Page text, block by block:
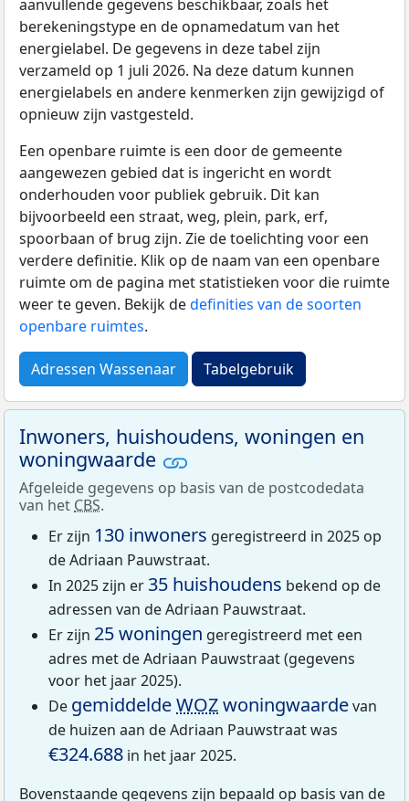
aanvullende gegevens beschikbaar, zoals het
berekeningstype en de opnamedatum van het
energielabel. De gegevens in deze tabel zijn
verzameld op 1 juli 2026. Na deze datum kunnen
energielabels en andere kenmerken zijn gewijzigd of
opnieuw zijn vastgesteld.
Een openbare ruimte is een door de gemeente
aangewezen gebied dat is ingericht en wordt
onderhouden voor publiek gebruik. Dit kan
bijvoorbeeld een straat, weg, plein, park, erf,
spoorbaan of brug zijn. Zie de toelichting voor een
verdere definitie. Klik op de naam van een openbare
ruimte om de pagina met statistieken voor die ruimte
weer te geven. Bekijk dedefinities van de soorten
openbare ruimtes.
Adressen Wassenaar Tabelgebruik
Inwoners, huishoudens, woningen en
woningwaarde
Afgeleide gegevens op basis van de postcodedata
van het CBS.
Er zijn 130 inwoners geregistreerd in 2025 op
de Adriaan Pauwstraat.
In 2025 zijn er 35 huishoudens bekend op de
adressen van de Adriaan Pauwstraat.
Er zijn 25 woningen geregistreerd met een
adres met de Adriaan Pauwstraat (gegevens
voor het jaar 2025).
De gemiddeldeWOZwoningwaardevan
de huizen aan de Adriaan Pauwstraat was
€324.688 in het jaar 2025.
Bovenstaande gegevens zijn bepaald op basis van de